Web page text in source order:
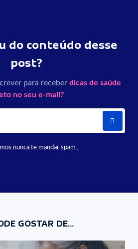
do conteúdo desse
post?
para receber dicas de saúde
no seu e-mail?
nunca te mandar spam
GOSTAR DE...